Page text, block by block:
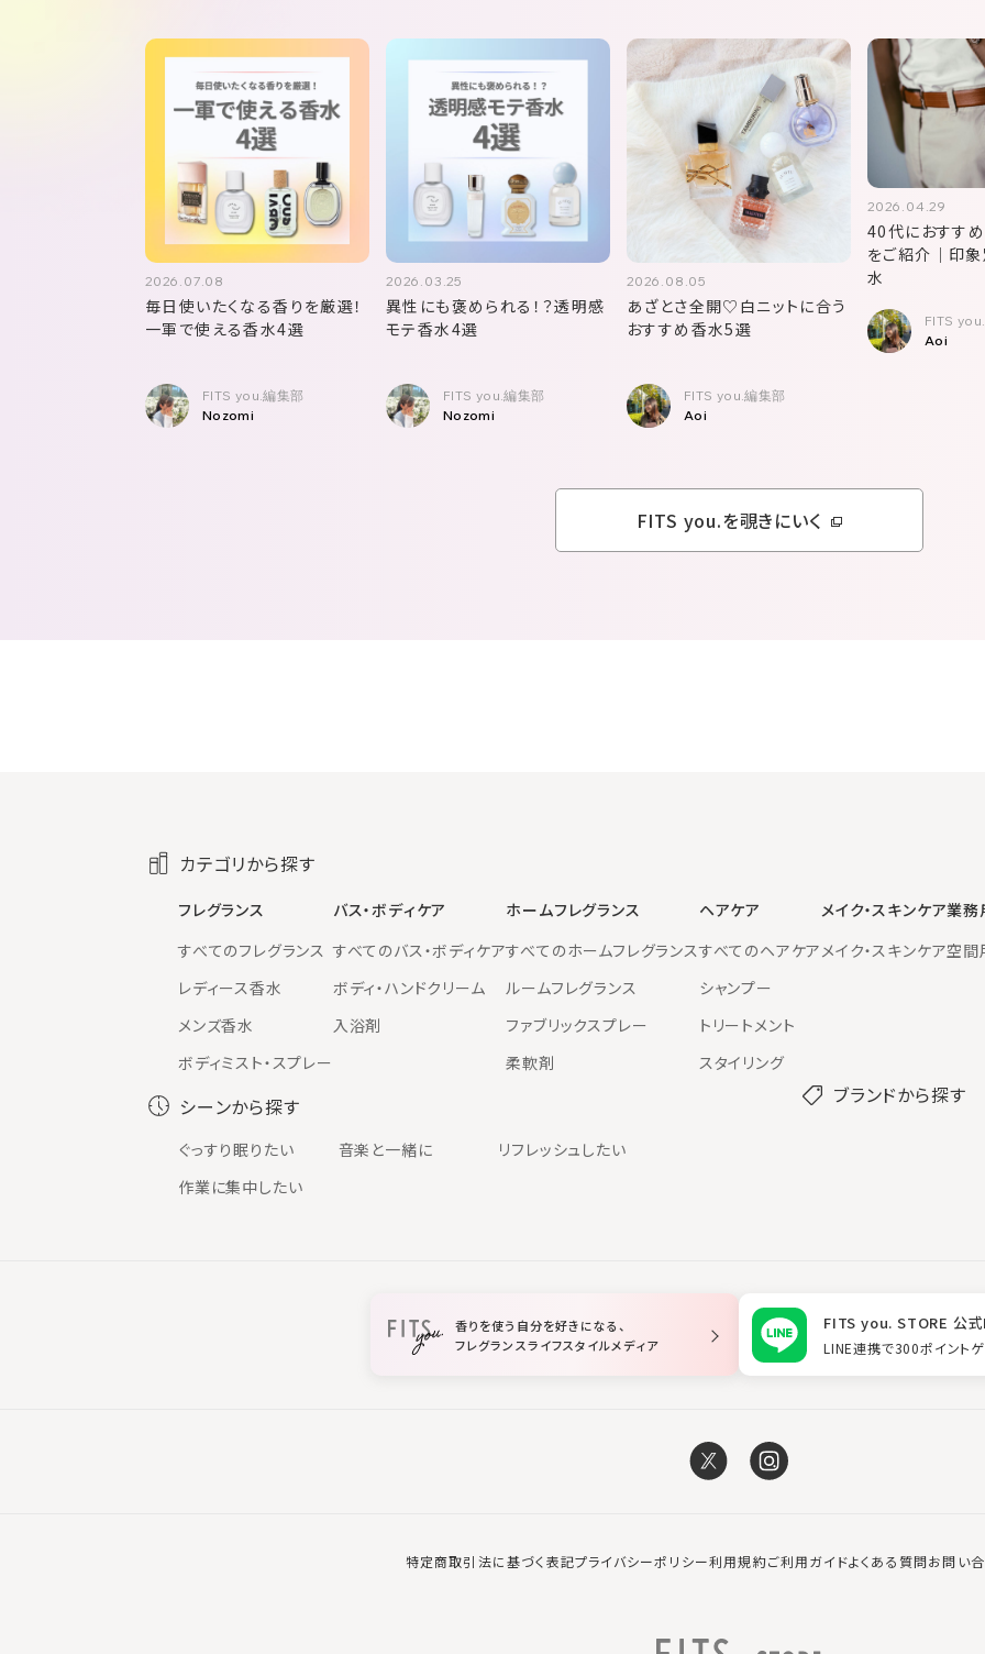
2026.07.08
毎日使いたくなる香りを厳選！
一軍で使える香水4選
FITS you.編集部
Nozomi
2026.03.25
異性にも褒められる！？透明感
モテ香水4選
FITS you.編集部
Nozomi
2026.08.05
あざとさ全開♡白ニットに合う
おすすめ香水5選
FITS you.編集部
Aoi
2026.04.29
40代におすす
をご紹介｜印
水
FITS
Aoi
FITS you.を覗きにいく
カテゴリから探す
フレグランス
すべてのフレグランス
レディース香水
メンズ香水
ボディミスト・スプレー
バス・ボディケア
すべてのバス・ボディケア
ボディ・ハンドクリーム
入浴剤
ホームフレグランス
すべてのホームフレグランス
ルームフレグランス
ファブリックスプレー
柔軟剤
ヘアケア
すべてのヘアケア
シャンプー
トリートメント
スタイリング
メイク・スキンケア
メイク・スキンケア
業務
空間
シーンから探す
ぐっすり眠りたい 音楽と一緒に
リフレッシュしたい
作業に集中したい
ブランドから探す
香りを使う自分を好きになる、
フレグランスライフスタイルメディア
FITS you. STORE 公
LINE連携で300ポイントゲ
特定商取引法に基づく表記プライバシーポリシー利用規約ご利用ガイドよくある質問お問い